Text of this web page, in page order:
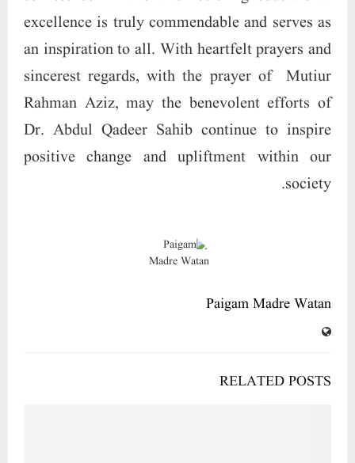
excellence is truly commendable and serves as
an inspiration to all. With heartfelt prayers and
sincerest regards, with the prayer of Mutiur
Rahman Aziz, may the benevolent efforts of
Dr. Abdul Qadeer Sahib continue to inspire
positive change and upliftment within our
society.
Paigam Madre Watan
RELATED POSTS